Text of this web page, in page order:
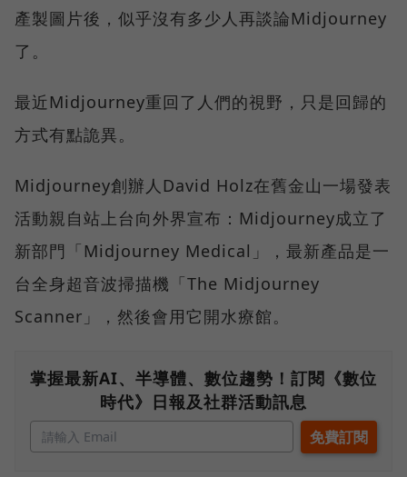
產製圖片後，似乎沒有多少人再談論Midjourney
了。
最近Midjourney重回了人們的視野，只是回歸的
方式有點詭異。
Midjourney創辦人David Holz在舊金山一場發表
活動親自站上台向外界宣布：Midjourney成立了
新部門「Midjourney Medical」，最新產品是一
台全身超音波掃描機「The Midjourney
Scanner」，然後會用它開水療館。
掌握最新AI、半導體、數位趨勢！訂閱《數位
時代》日報及社群活動訊息